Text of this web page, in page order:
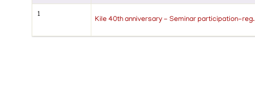
1
Kile 40th anniversary - Seminar participation-reg.